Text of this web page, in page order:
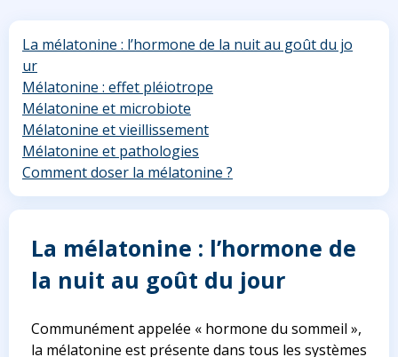
La mélatonine : l’hormone de la nuit au goût du jo
ur
Mélatonine : effet pléiotrope
Mélatonine et microbiote
Mélatonine et vieillissement
Mélatonine et pathologies
Comment doser la mélatonine ?
La mélatonine : l’hormone de
la nuit au goût du jour
Communément appelée « hormone du sommeil »,
la mélatonine est présente dans tous les systèmes